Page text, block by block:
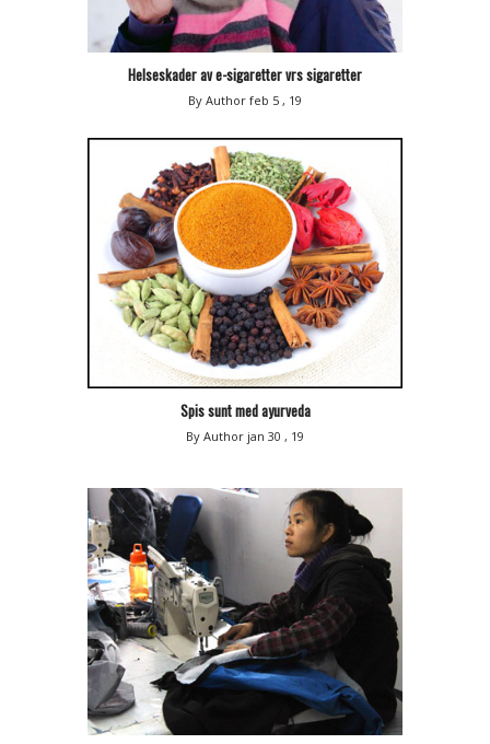
Helseskader av e-sigaretter vrs sigaretter
By Author feb 5 , 19
Spis sunt med ayurveda
By Author jan 30 , 19